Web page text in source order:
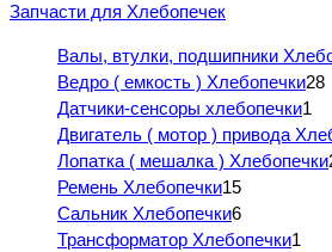
Запчасти для Хлебопечек
Валы, втулки, подшипники
Ведро ( емкость ) Хлебопечки28
Датчики-сенсоры хлебопечки1
Двигатель ( мотор ) привода
Лопатка ( мешалка ) Хлебопечки
Ремень Хлебопечки15
Сальник Хлебопечки6
Трансформатор Хлебопечки1